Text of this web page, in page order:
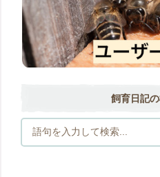
飼育日記